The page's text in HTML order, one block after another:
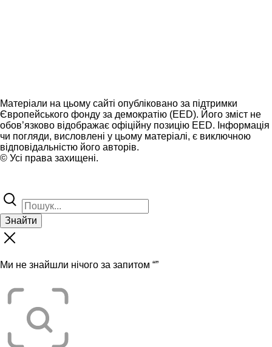
Матеріали на цьому сайті опубліковано за підтримки
Європейського фонду за демократію (EED). Його зміст не
обов’язково відображає офіційну позицію EED. Інформація
чи погляди, висловлені у цьому матеріалі, є виключною
відповідальністю його авторів.
© Усі права захищені.
Знайти
Ми не знайшли нічого за запитом “”